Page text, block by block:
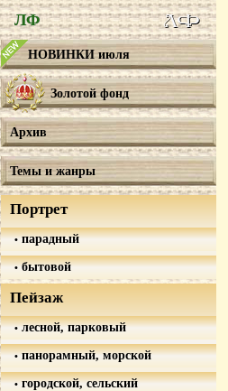
ЛФ
НОВИНКИ июля
Золотой фонд
Архив
Темы и жанры
Портрет
парадный
бытовой
Пейзаж
лесной, парковый
панорамный, морской
городской, сельский